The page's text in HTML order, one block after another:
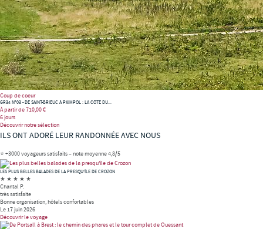
Coup de coeur
GR34 N°03 - DE SAINT-BRIEUC À PAIMPOL : LA CÔTE DU...
À partir de710,00 €
6 jours
Découvrir notre sélection
ILS ONT ADORÉ LEUR RANDONNÉE AVEC NOUS
⭐ +3000 voyageurs satisfaits – note moyenne 4,8/5
LES PLUS BELLES BALADES DE LA PRESQU'ÎLE DE CROZON
★ ★ ★ ★ ★
Chantal P.
très satisfaite
Bonne organisation, hôtels confortables
Le 17 juin 2026
Découvrir le voyage